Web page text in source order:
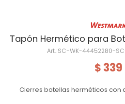
Tapón Hermético para
SC-WK-44452280-
$ 339
Cierres botellas herméticos con